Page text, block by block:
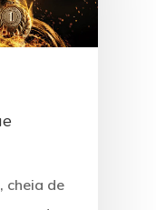
cheia de